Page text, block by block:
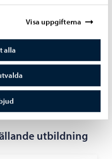
Visa uppgifterna
alla
inom
i
utbildning